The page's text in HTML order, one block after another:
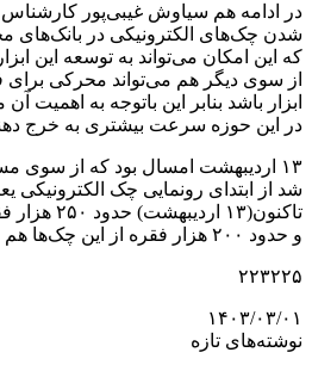
در ادامه هم سیاوش غیبی‌پور
شدن چک‌های الکترونیکی در بانک‌های
که این امکان می‌تواند به توسعه این
از سوی دیگر هم می‌تواند محرکی برای
ابزار باشد بنابر این باتوجه به
در این حوزه سرعت بیشتری به خرج
۱۳ اردیبهشت امسال بود که از سوی
تاکنون(۱۳
و حدود ۲۰۰ هزار فقره از این چک‌ها هم نقد شده است.
۲۲۳۲۲۵
۱۴۰۳/۰۳/۰۱
نوشته‌های تازه